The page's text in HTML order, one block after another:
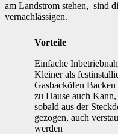
am Landstrom stehen, sind
vernachlässigen.
Vorteile
Einfache
Kleiner als
Gasbacköfen
zu Hause auch Kann,
sobald aus der
gezogen, auch
werden